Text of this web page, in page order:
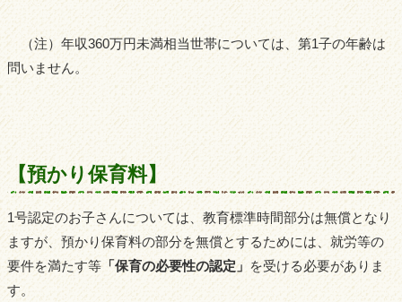
（注）年収360万円未満相当世帯については、第1子の年齢は
問いません。
【預かり保育料】
1号認定のお子さんについては、教育標準時間部分は無償となり
ますが、預かり保育料の部分を無償とするためには、就労等の
要件を満たす等 「保育の必要性の認定」 を受ける必要がありま
す。